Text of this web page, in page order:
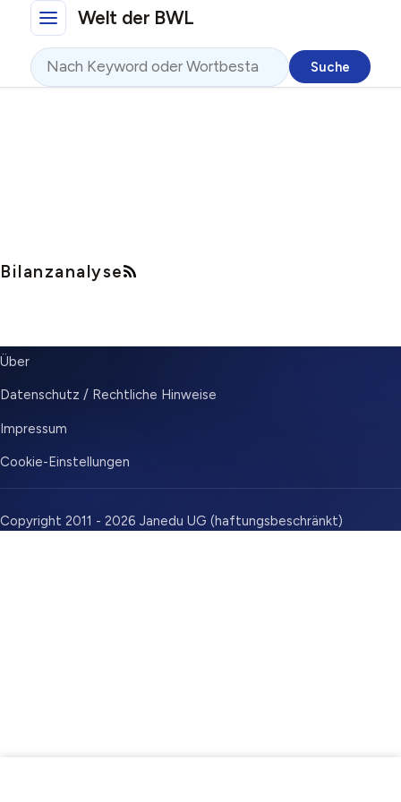
Direkt zum InhaltWelt der BWL
Suche
Bilanzanalyse
SUBMENU
Über
Datenschutz / Rechtliche Hinweise
Impressum
Cookie-Einstellungen
Copyright 2011 - 2026 Janedu UG (haftungsbeschränkt)